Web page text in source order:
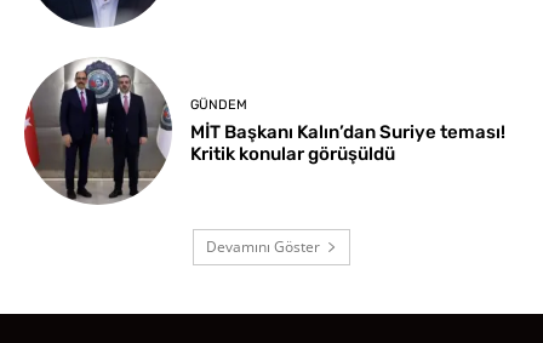
GÜNDEM
MİT Başkanı Kalın’dan Suriye teması!
Kritik konular görüşüldü
Devamını Göster